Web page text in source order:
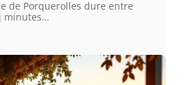
de Porquerolles dure entre
minutes…